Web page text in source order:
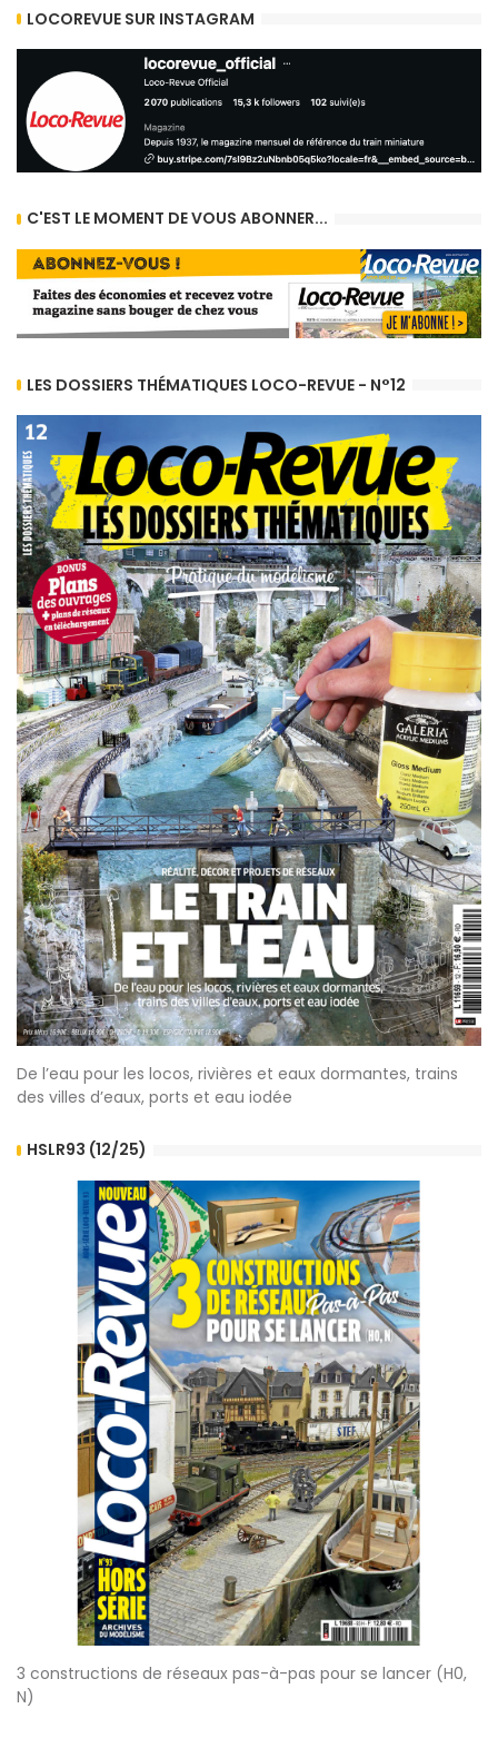
LOCOREVUE SUR INSTAGRAM
C'EST LE MOMENT DE VOUS ABONNER...
LES DOSSIERS THÉMATIQUES LOCO-REVUE - N°12
De l’eau pour les locos, rivières et eaux dormantes, trains
des villes d’eaux, ports et eau iodée
HSLR93 (12/25)
3 constructions de réseaux pas-à-pas pour se lancer (H0,
N)